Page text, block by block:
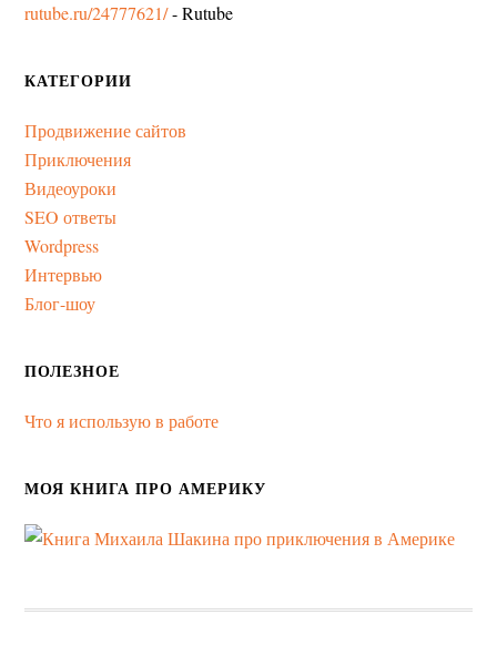
rutube.ru/24777621/- Rutube
КАТЕГОРИИ
Продвижение сайтов
Приключения
Видеоуроки
SEO ответы
Wordpress
Интервью
Блог-шоу
ПОЛЕЗНОЕ
Что я использую в работе
МОЯ КНИГА ПРО АМЕРИКУ